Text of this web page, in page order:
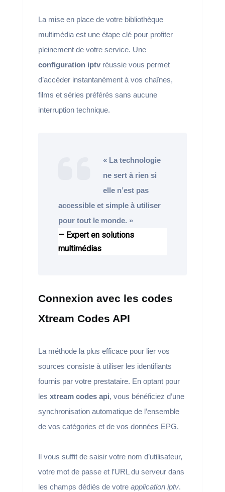
La mise en place de votre bibliothèque
multimédia est une étape clé pour profiter
pleinement de votre service. Une
configuration iptvréussie vous permet
d’accéder instantanément à vos chaînes,
films et séries préférés sans aucune
interruption technique.
« La technologie
ne sert à rien si
elle n’est pas
accessible et simple à utiliser
pour tout le monde. »
— Expert en solutions
multimédias
Connexion avec les codes
Xtream Codes API
La méthode la plus efficace pour lier vos
sources consiste à utiliser les identifiants
fournis par votre prestataire. En optant pour
les xtream codes api, vous bénéficiez d’une
synchronisation automatique de l’ensemble
de vos catégories et de vos données EPG.
Il vous suffit de saisir votre nom d’utilisateur,
votre mot de passe et l’URL du serveur dans
les champs dédiés de votre application iptv.